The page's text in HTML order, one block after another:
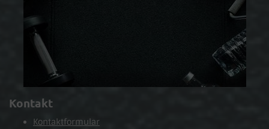
Kontakt
Kontaktformular